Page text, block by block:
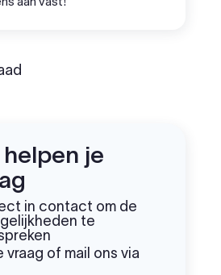
helpen je
in contact om de
te
vraag of mail ons via